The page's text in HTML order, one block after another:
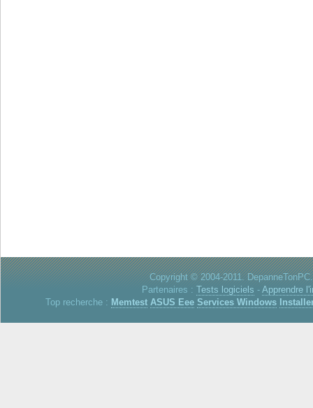
Copyright © 2004-2011.
Partenaires : Tests logiciels - Apprendre
Top recherche : Memtest ASUS Eee Services Windows